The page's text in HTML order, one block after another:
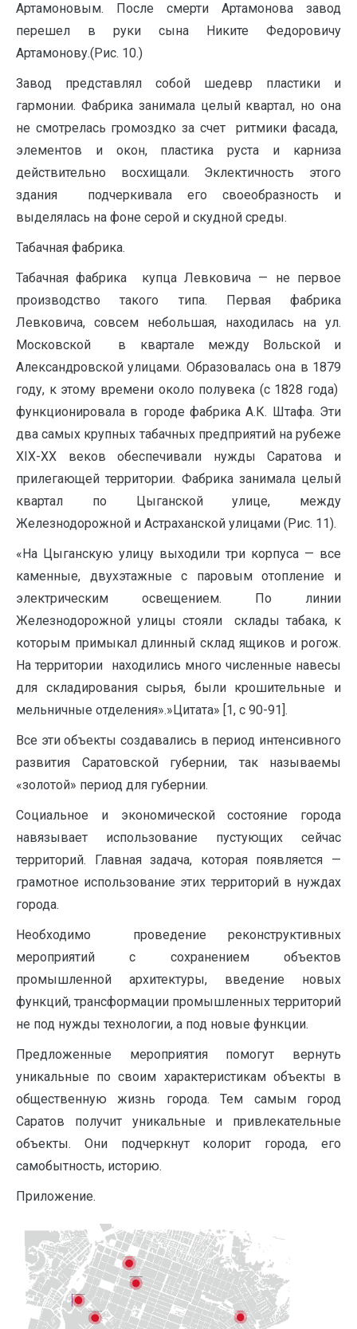
Артамоновым. После смерти Артамонова завод
перешел в руки сына Никите Федоровичу
Артамонову.(Рис. 10.)
Завод представлял собой шедевр пластики и
гармонии. Фабрика занимала целый квартал, но она
не смотрелась громоздко за счет ритмики фасада,
элементов и окон, пластика руста и карниза
действительно восхищали. Эклектичность этого
здания подчеркивала его своеобразность и
выделялась на фоне серой и скудной среды.
Табачная фабрика.
Табачная фабрика купца Левковича — не первое
производство такого типа. Первая фабрика
Левковича, совсем небольшая, находилась на ул.
Московской в квартале между Вольской и
Александровской улицами. Образовалась она в 1879
году, к этому времени около полувека (с 1828 года)
функционировала в городе фабрика А.К. Штафа. Эти
два самых крупных табачных предприятий на рубеже
ХIХ-ХХ веков обеспечивали нужды Саратова и
прилегающей территории. Фабрика занимала целый
квартал по Цыганской улице, между
Железнодорожной и Астраханской улицами (Рис. 11).
«На Цыганскую улицу выходили три корпуса — все
каменные, двухэтажные с паровым отопление и
электрическим освещением. По линии
Железнодорожной улицы стояли склады табака, к
которым примыкал длинный склад ящиков и рогож.
На территории находились много численные навесы
для складирования сырья, были крошительные и
мельничные отделения».»Цитата» [1, с 90-91].
Все эти объекты создавались в период интенсивного
развития Саратовской губернии, так называемы
«золотой» период для губернии.
Социальное и экономической состояние города
навязывает использование пустующих сейчас
территорий. Главная задача, которая появляется —
грамотное использование этих территорий в нуждах
города.
Необходимо проведение реконструктивных
мероприятий с сохранением объектов
промышленной архитектуры, введение новых
функций, трансформации промышленных территорий
не под нужды технологии, а под новые функции.
Предложенные мероприятия помогут вернуть
уникальные по своим характеристикам объекты в
общественную жизнь города. Тем самым город
Саратов получит уникальные и привлекательные
объекты. Они подчеркнут колорит города, его
самобытность, историю.
Приложение.